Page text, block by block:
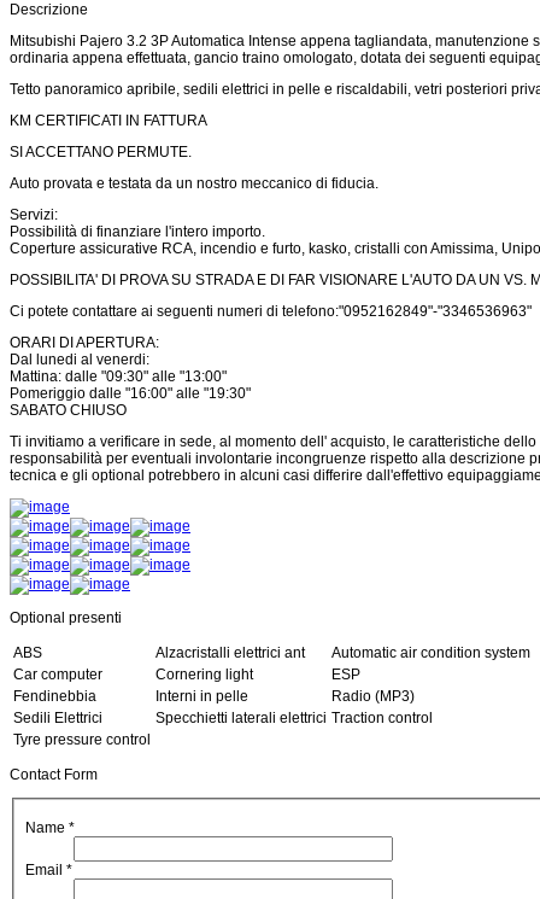
Descrizione
Mitsubishi Pajero 3.2 3P Automatica Intense appena tagliandata,
ordinaria appena effettuata, gancio traino omologato, dotata dei seguenti
Tetto panoramico apribile, sedili elettrici in pelle e riscaldabili, vetri posteriori
KM CERTIFICATI IN FATTURA
SI ACCETTANO PERMUTE.
Auto provata e testata da un nostro meccanico di fiducia.
Servizi:
Possibilità di finanziare l'intero importo.
Coperture assicurative RCA, incendio e furto, kasko, cristalli con Amissima,
POSSIBILITA' DI PROVA SU STRADA E DI FAR VISIONARE L'AUTO DA UN VS.
Ci potete contattare ai seguenti numeri di telefono:"0952162849"-"3346536963"
ORARI DI APERTURA:
Dal lunedi al venerdi:
Mattina: dalle "09:30" alle "13:00"
Pomeriggio dalle "16:00" alle "19:30"
SABATO CHIUSO
Ti invitiamo a verificare in sede, al momento dell' acquisto, le caratteristiche
responsabilità per eventuali involontarie incongruenze rispetto alla descrizione
tecnica e gli optional potrebbero in alcuni casi differire dall'effettivo
Optional presenti
ABS Alzacristalli elettrici ant
Automatic air condition system
Car computer
Cornering light
ESP
Fendinebbia
Interni in pelle
Radio (MP3)
Sedili Elettrici
Specchietti laterali elettrici Traction control
Tyre pressure control
Contact Form
Name *
Email *